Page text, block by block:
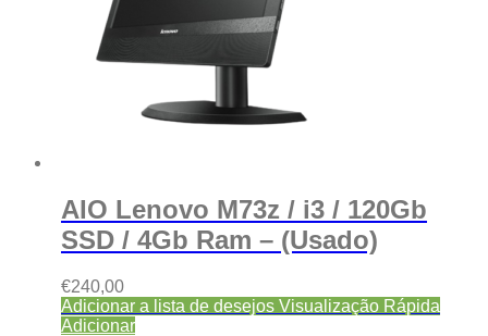
AIO Lenovo M73z / i3 / 120Gb
SSD / 4Gb Ram – (Usado)
€240,00
Adicionar a lista de desejos Visualização Rápida
Adicionar